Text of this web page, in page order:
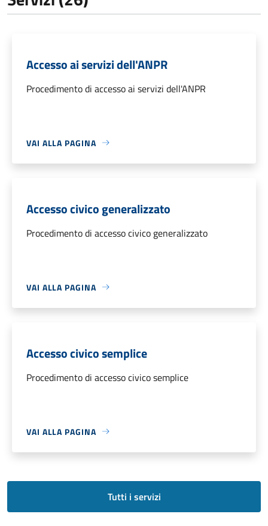
Accesso ai servizi dell'ANPR
Procedimento di accesso ai servizi dell'ANPR
VAI ALLA PAGINA
Accesso civico generalizzato
Procedimento di accesso civico generalizzato
VAI ALLA PAGINA
Accesso civico semplice
Procedimento di accesso civico semplice
VAI ALLA PAGINA
Tutti i servizi